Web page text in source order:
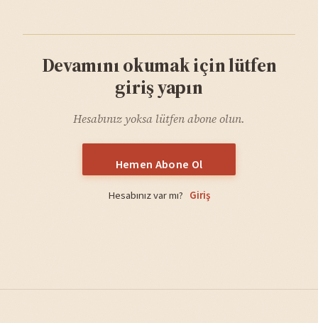
Devamını okumak için lütfen
giriş yapın
Hesabınız yoksa lütfen abone olun.
Hemen Abone Ol
Hesabınız var mı? Giriş